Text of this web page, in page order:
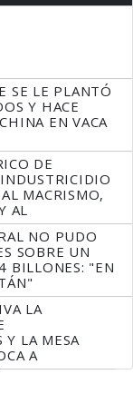
SE LE PLANTÓ
Y HACE
EN VACA
DE
MACRISMO,
AL
NO PUDO
SOBRE UN
BILLONES: "EN
LA
Y LA MESA
A